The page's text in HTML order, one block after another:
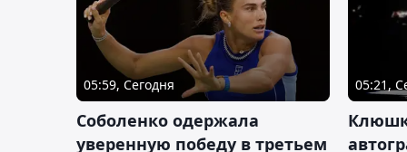
05:59, Сегодня
Соболенко одержала
уверенную победу в третьем
05:21,